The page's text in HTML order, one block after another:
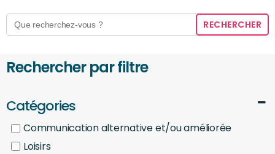
Search
for:
Rechercher par filtre
Catégories
Communication alternative et/ou améliorée
Loisirs